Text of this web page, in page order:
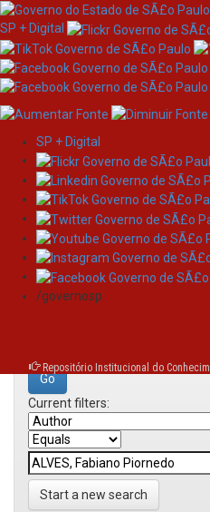
Skip
navigation
SP + Digital
SP + Digital
/governosp
Repositório Institucional do
Search
Search:
Current filters:
Start a new search